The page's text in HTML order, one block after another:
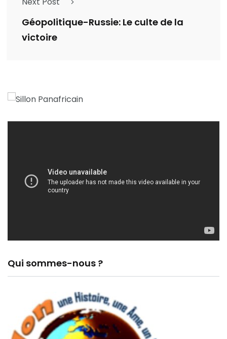
Géopolitique-Russie: Le culte de la
victoire
Qui sommes-nous ?